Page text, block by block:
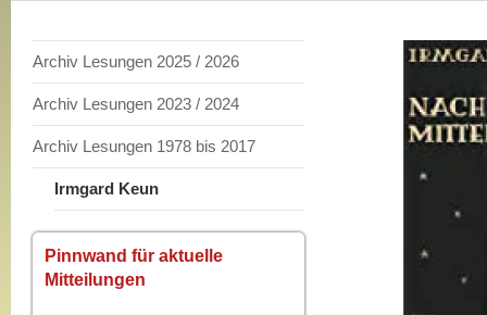
Archiv Lesungen 2025 / 2026
Archiv Lesungen 2023 / 2024
Archiv Lesungen 1978 bis 2017
Irmgard Keun
Pinnwand für aktuelle
Mitteilungen